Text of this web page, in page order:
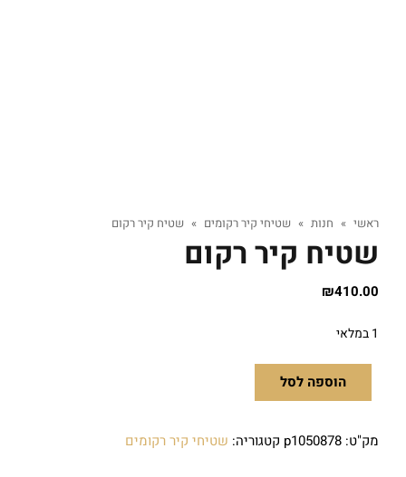
ראשי » חנות » שטיחי קיר רקומים » שטיח קיר רקום
שטיח קיר רקום
₪410.00
1 במלאי
הוספה לסל
מק"ט: p1050878 קטגוריה: שטיחי קיר רקומים